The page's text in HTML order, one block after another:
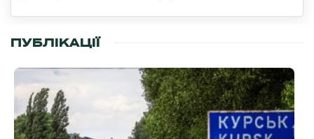
ПУБЛІКАЦІЇ